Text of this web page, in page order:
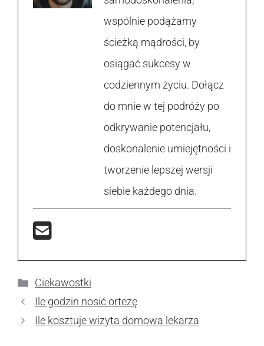
wspólnie podążamy
ścieżką mądrości, by
osiągać sukcesy w
codziennym życiu. Dołącz
do mnie w tej podróży po
odkrywanie potencjału,
doskonalenie umiejętności i
tworzenie lepszej wersji
siebie każdego dnia.
Kategorie
Ciekawostki
Ile godzin nosić ortezę
Ile kosztuje wizyta domowa lekarza